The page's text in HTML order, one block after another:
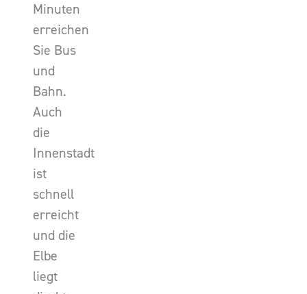
Minuten
erreichen
Sie Bus
und
Bahn.
Auch
die
Innenstadt
ist
schnell
erreicht
und die
Elbe
liegt